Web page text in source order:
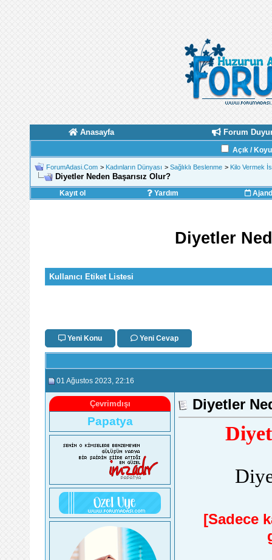
Anasayfa Forum
Açık /
ForumAdasi.Com > Kadınların Dünyası > Sağlıklı Beslenme > Kilo Vermek
Diyetler Neden Başarısız Olur?
Kayıt ol Yardım
Diyetler
Kullanıcı Etiket Listesi
Yeni Konu Yeni Cevap
01 Ağustos 2023 , 22:16
Çevrimdışı
Papatya
Diyetler
[Sadece